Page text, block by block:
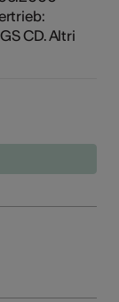
CD. Altri